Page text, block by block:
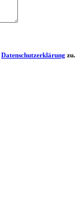
Datenschutzerklärung zu.